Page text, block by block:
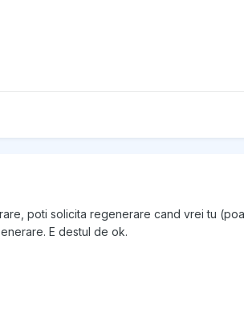
poti solicita regenerare cand vrei tu
E destul de ok.